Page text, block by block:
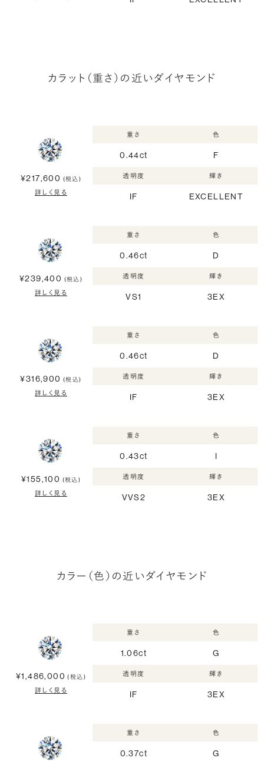
カラット（重さ）の近いダイヤモンド
¥217,600 (税込)
詳しく見る
重さ
0.44ct
色
F
透明度
IF
輝き
EXCELLENT
¥239,400 (税込)
詳しく見る
重さ
0.46ct
色
D
透明度
VS1
輝き
3EX
¥316,900 (税込)
詳しく見る
重さ
0.46ct
色
D
透明度
IF
輝き
3EX
¥155,100 (税込)
詳しく見る
重さ
0.43ct
色
I
透明度
VVS2
輝き
3EX
カラー（色）の近いダイヤモンド
¥1,486,000 (税込)
詳しく見る
重さ
1.06ct
色
G
透明度
IF
輝き
3EX
重さ
0.37ct
色
G